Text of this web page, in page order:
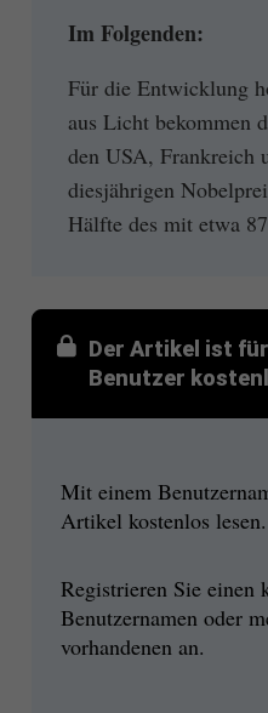
Im Folgenden:
Für die Entwicklung
aus Licht bekommen
den USA, Frankreich
diesjährigen
Hälfte des mit etwa
Der Artikel ist
Benutzer
Mit einem
Artikel kostenlos lesen.
Registrieren Sie einen
Benutzernamen oder
vorhandenen an.